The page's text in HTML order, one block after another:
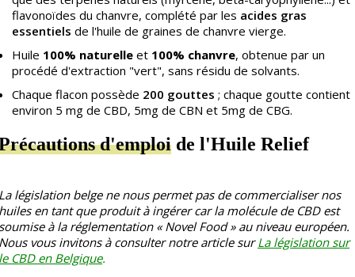
flavonoïdes du chanvre, complété par les acides gras
essentiels de l'huile de graines de chanvre vierge.
Huile 100% naturelle et 100% chanvre, obtenue par un
procédé d'extraction "vert", sans résidu de solvants.
Chaque flacon possède 200 gouttes ; chaque goutte contient
environ 5 mg de CBD, 5mg de CBN et 5mg de CBG.
d'emploi de l'Huile Relief
législation belge ne nous permet pas de commercialiser nos
en tant que produit à ingérer car la molécule de CBD est
à la réglementation « Novel Food » au niveau européen.
vous invitons à consulter notre article surLa législation sur
CBD en Belgique.